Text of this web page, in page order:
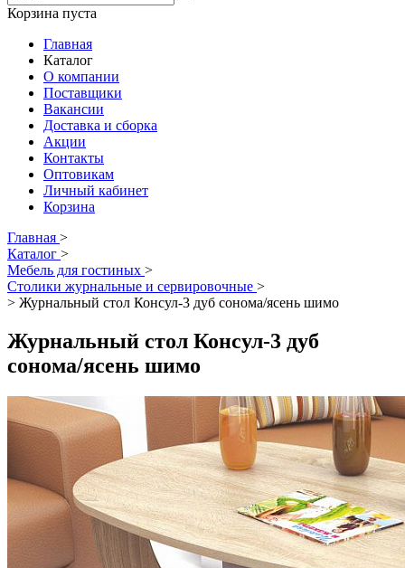
Корзина пуста
Главная
Каталог
О компании
Поставщики
Вакансии
Доставка и сборка
Акции
Контакты
Оптовикам
Личный кабинет
Корзина
Главная >
Каталог >
Мебель для гостиных >
Столики журнальные и сервировочные >
> Журнальный стол Консул-3 дуб сонома/ясень шимо
Журнальный стол Консул-3 дуб
сонома/ясень шимо